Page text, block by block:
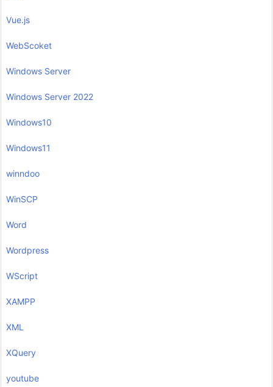
Vue.js
WebScoket
Windows Server
Windows Server 2022
Windows10
Windows11
winndoo
WinSCP
Word
Wordpress
WScript
XAMPP
XML
XQuery
youtube